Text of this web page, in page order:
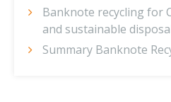
Banknote recycling for
and sustainable
Summary Banknote